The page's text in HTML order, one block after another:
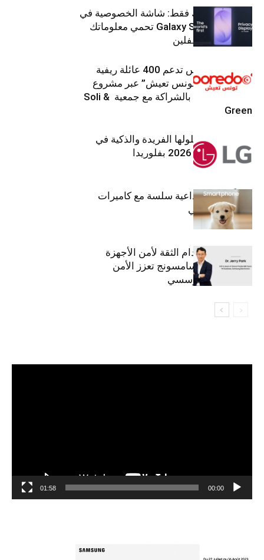
شاشتك، لعينيك فقط: شاشة الخصوصية في
جهاز Galaxy S26 Ultra تحمي معلوماتك
من أعين المتطفلين
Ooredoo تونس تدعم 400 عائلة ريفية
ضمن برنامج “تونس تعيش” عبر مشروع
تنموي مستدام بالشراكة مع جمعية Soli &
Green
إل جي تقدم حلولها الفريدة والذكية في
معرض (KBIS) 2026 بفلوريدا
قريباً: تجربة إبداعية سلسة مع كاميرات
أجهزة جالاكسي
استراتيجية انعدام الثقة لأمن الأجهزة
المحمولة من سامسونج تعزز الأمن
السيبراني المؤسسي
00:00
01:58